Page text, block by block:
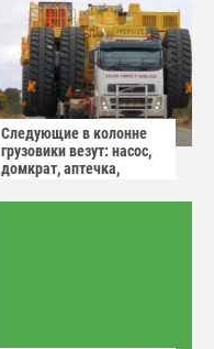
Следующие в колонне
грузовики везут: насос,
домкрат, аптечка,